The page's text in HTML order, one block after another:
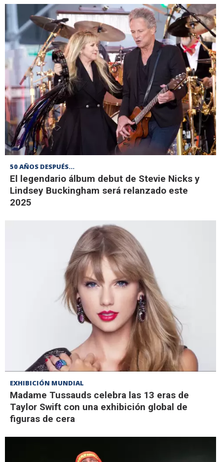
50 AÑOS DESPUÉS...
El legendario álbum debut de Stevie Nicks y
Lindsey Buckingham será relanzado este
2025
EXHIBICIÓN MUNDIAL
Madame Tussauds celebra las 13 eras de
Taylor Swift con una exhibición global de
figuras de cera